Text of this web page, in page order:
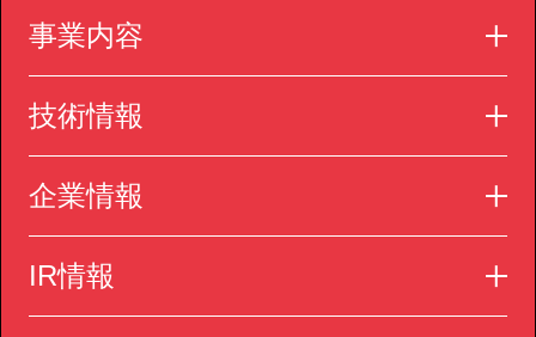
事業内容
技術情報
企業情報
IR情報